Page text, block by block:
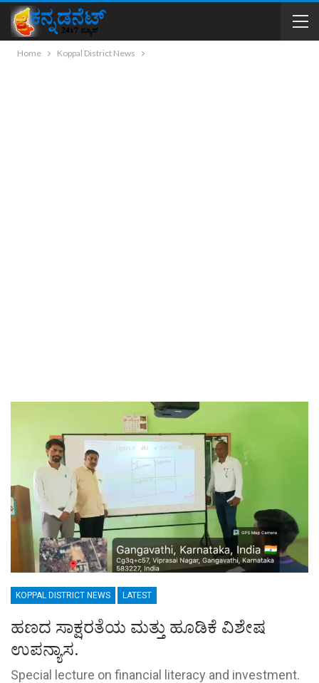
Home Koppal District News
KOPPAL DISTRICT NEWS LATEST
ಹಣದ ಸಾಕ್ಷರತೆಯ ಮತ್ತು ಹೂಡಿಕೆ ವಿಶೇಷ
ಉಪನ್ಯಾಸ.
Special lecture on financial literacy and investment.